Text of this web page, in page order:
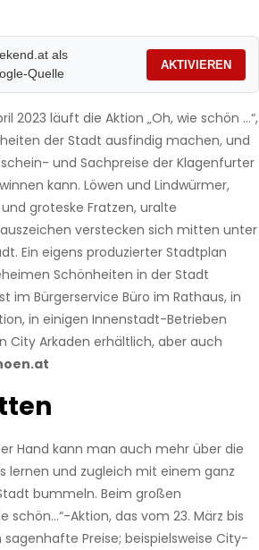
als
Quelle
AKTIVIEREN
2023 läuft die Aktion „Oh, wie schön …“,
der Stadt ausfindig machen, und
und Sachpreise der Klagenfurter
kann. Löwen und Lindwürmer,
groteske Fratzen, uralte
verstecken sich mitten unter
Ein eigens produzierter Stadtplan
Schönheiten in der Stadt
im Bürgerservice Büro im Rathaus, in
in einigen Innenstadt-Betrieben
City Arkaden erhältlich, aber auch
Hand kann man auch mehr über die
lernen und zugleich mit einem ganz
bummeln. Beim großen
schön…“-Aktion, das vom 23. März bis
Preise; beispielsweise City-